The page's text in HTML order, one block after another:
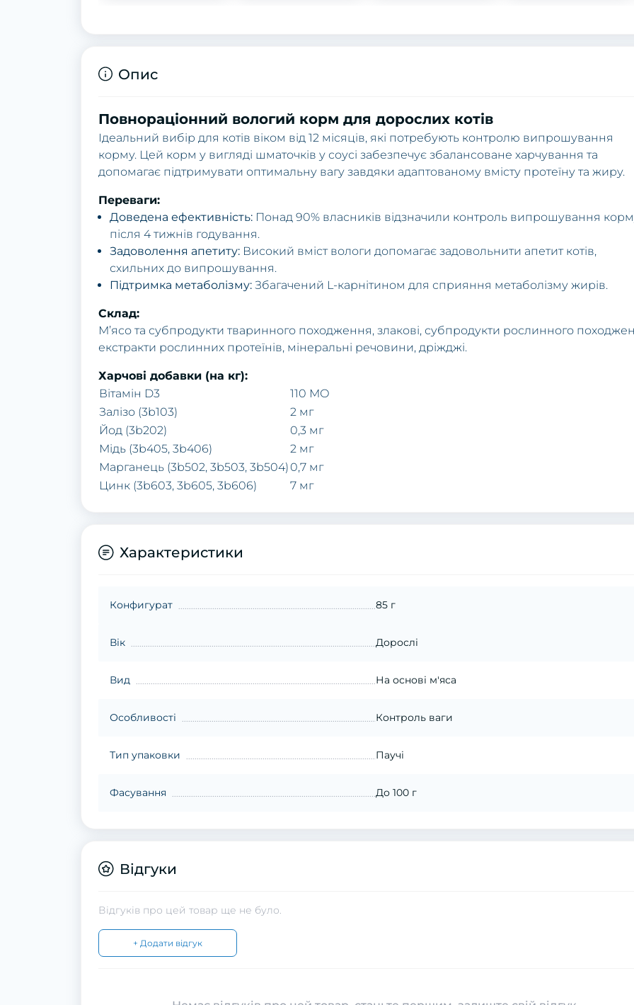
Опис
Повнораціонний вологий корм для дорослих котів
Ідеальний вибір для котів віком від 12 місяців, які потребують контролю випрошування
корму. Цей корм у вигляді шматочків у соусі забезпечує збалансоване харчування та
допомагає підтримувати оптимальну вагу завдяки адаптованому вмісту протеїну та жиру.
Переваги:
Доведена ефективність: Понад 90% власників відзначили контроль випрошування
після 4 тижнів годування.
Задоволення апетиту: Високий вміст вологи допомагає задовольнити апетит котів,
схильних до випрошування.
Підтримка метаболізму: Збагачений L-карнітином для сприяння метаболізму жирів.
Склад:
М’ясо та субпродукти тваринного походження, злакові, субпродукти рослинного
екстракти рослинних протеїнів, мінеральні речовини, дріжджі.
Харчові добавки (на кг):
Вітамін D3
110 МО
Залізо (3b103)
2 мг
Йод (3b202)
0,3 мг
Мідь (3b405, 3b406)
2 мг
Марганець (3b502, 3b503, 3b504)0,7 мг
Цинк (3b603, 3b605, 3b606)
7 мг
Характеристики
Конфигурат 85 г
Вік Дорослі
Вид На основі м'яса
Особливості Контроль ваги
Тип упаковки Паучі
Фасування До 100 г
Відгуки
Відгуків про цей товар ще не було.
+ Додати відгук